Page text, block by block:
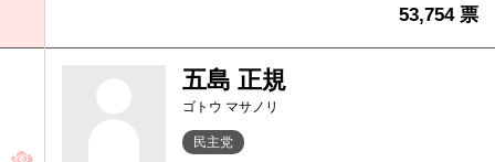
53,754 票
五島 正規
ゴトウ マサノリ
民主党